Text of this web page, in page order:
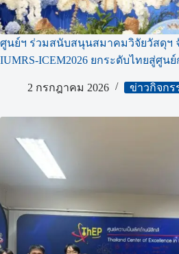
ศูนย์ฯ ร่วมสนับสนุนสมาคมวิจัยวัสดุฯ
IUMRS-ICEM2026 ยกระดับไทยสู่ศูน
2 กรกฎาคม 2026 ข่าวกิจกร